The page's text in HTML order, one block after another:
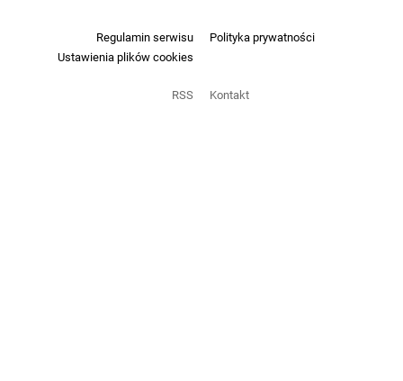
Regulamin serwisu
Polityka prywatności
Ustawienia plików cookies
RSS Kontakt